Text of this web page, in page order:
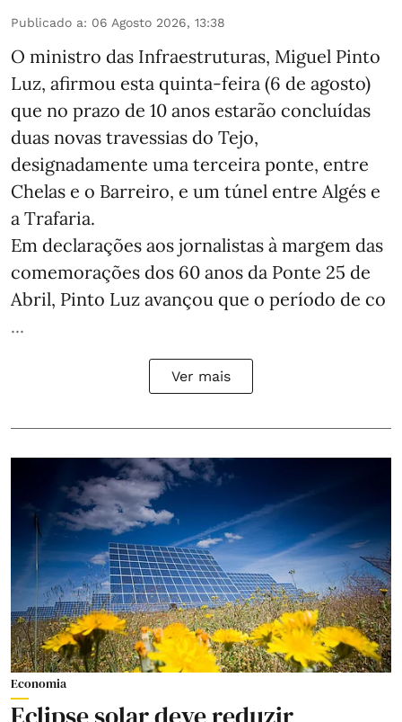
Publicado a: 06 Agosto 2026, 13:38
O ministro das Infraestruturas, Miguel Pinto
Luz, afirmou esta quinta-feira (6 de agosto)
que no prazo de 10 anos estarão concluídas
duas novas travessias do Tejo,
designadamente uma terceira ponte, entre
Chelas e o Barreiro, e um túnel entre Algés e
a Trafaria.
Em declarações aos jornalistas à margem das
comemorações dos 60 anos da Ponte 25 de
Abril, Pinto Luz avançou que o período de co
...
Ver mais
Economia